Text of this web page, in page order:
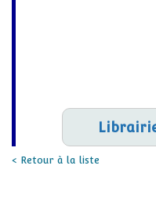
< Retour à la liste